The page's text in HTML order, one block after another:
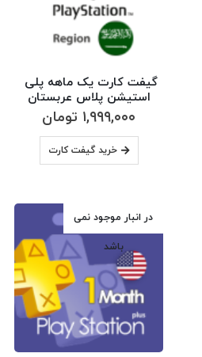
گيفت كارت یک ماهه پلی
استیشن پلاس عربستان
۱,۹۹۹,۰۰۰ تومان
خرید گیفت کارت
در انبار موجود نمی
باشد